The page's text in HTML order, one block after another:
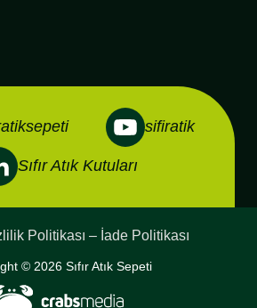
sifiratik
Sıfır Atık Kutuları
Politikası – İade Politikası
© 2026 Sıfır Atık Sepeti